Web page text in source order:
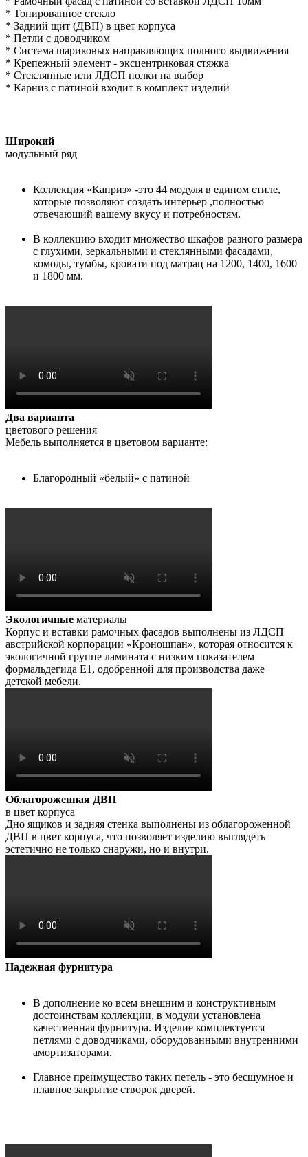
* Тонированное стекло
* Задний щит (ДВП) в цвет корпуса
* Петли с доводчиком
* Система шариковых направляющих полного выдвижения
* Крепежный элемент - эксцентриковая стяжка
* Стеклянные или ЛДСП полки на выбор
* Карниз с патиной входит в комплект изделий
Широкий
модульный ряд
Коллекция «Каприз» -это 44 модуля в едином стиле,
которые позволяют создать интерьер ,полностью
отвечающий вашему вкусу и потребностям.
В коллекцию входит множество шкафов разного размера
с глухими, зеркальными и стеклянными фасадами,
комоды, тумбы, кровати под матрац на 1200, 1400, 1600
и 1800 мм.
Два варианта
цветового решения
Мебель выполняется в цветовом варианте:
Благородный «белый» с патиной
Экологичные материалы
Корпус и вставки рамочных фасадов выполнены из ЛДСП
австрийской корпорации «Кроношпан», которая относится к
экологичной группе ламината с низким показателем
формальдегида Е1, одобренной для производства даже
детской мебели.
Облагороженная ДВП
в цвет корпуса
Дно ящиков и задняя стенка выполнены из облагороженной
ДВП в цвет корпуса, что позволяет изделию выглядеть
эстетично не только снаружи, но и внутри.
Надежная фурнитура
В дополнение ко всем внешним и конструктивным
достоинствам коллекции, в модули установлена
качественная фурнитура. Изделие комплектуется
петлями с доводчиками, оборудованными внутренними
амортизаторами.
Главное преимущество таких петель - это бесшумное и
плавное закрытие створок дверей.